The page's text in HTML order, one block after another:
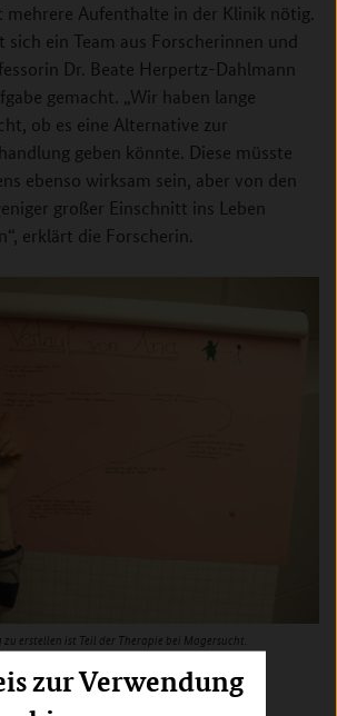
zur Verwendung
mehrere Aufenthalte in der Klinik nötig.
sich ein Team aus Forscherinnen und
Dr. Beate Herpertz-Dahlmann
gemacht. „Wir haben lange
ob es eine Alternative zur
geben könnte. Diese müsste
ebenso wirksam sein, aber von den
großer Einschnitt ins Leben
erklärt die Forscherin.
erstellen ist Teil der Therapie bei Magersucht.
Erfolg